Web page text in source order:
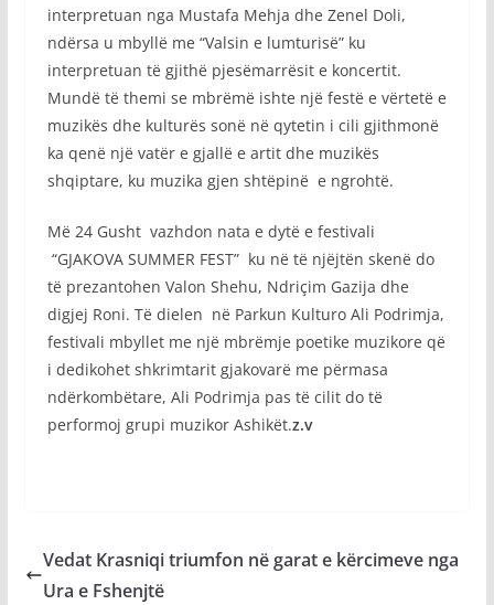
interpretuan nga Mustafa Mehja dhe Zenel Doli,
ndërsa u mbyllë me “Valsin e lumturisë” ku
interpretuan të gjithë pjesëmarrësit e koncertit.
Mundë të themi se mbrëmë ishte një festë e vërtetë e
muzikës dhe kulturës sonë në qytetin i cili gjithmonë
ka qenë një vatër e gjallë e artit dhe muzikës
shqiptare, ku muzika gjen shtëpinë e ngrohtë.
Më 24 Gusht vazhdon nata e dytë e festivali
“GJAKOVA SUMMER FEST” ku në të njëjtën skenë do
të prezantohen Valon Shehu, Ndriçim Gazija dhe
digjej Roni. Të dielen në Parkun Kulturo Ali Podrimja,
festivali mbyllet me një mbrëmje poetike muzikore që
i dedikohet shkrimtarit gjakovarë me përmasa
ndërkombëtare, Ali Podrimja pas të cilit do të
performoj grupi muzikor Ashikët.z.v
Vedat Krasniqi triumfon në garat e kërcimeve nga
Ura e Fshenjtë